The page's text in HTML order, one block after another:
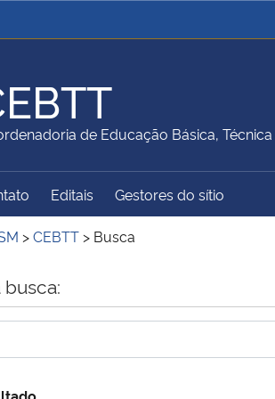
Ministério da Justiça e
Ministério da Educação
Ministério do Turismo
de Educação Básica,
do Sítio
Editais Gestores do sítio
>CEBTT > Busca